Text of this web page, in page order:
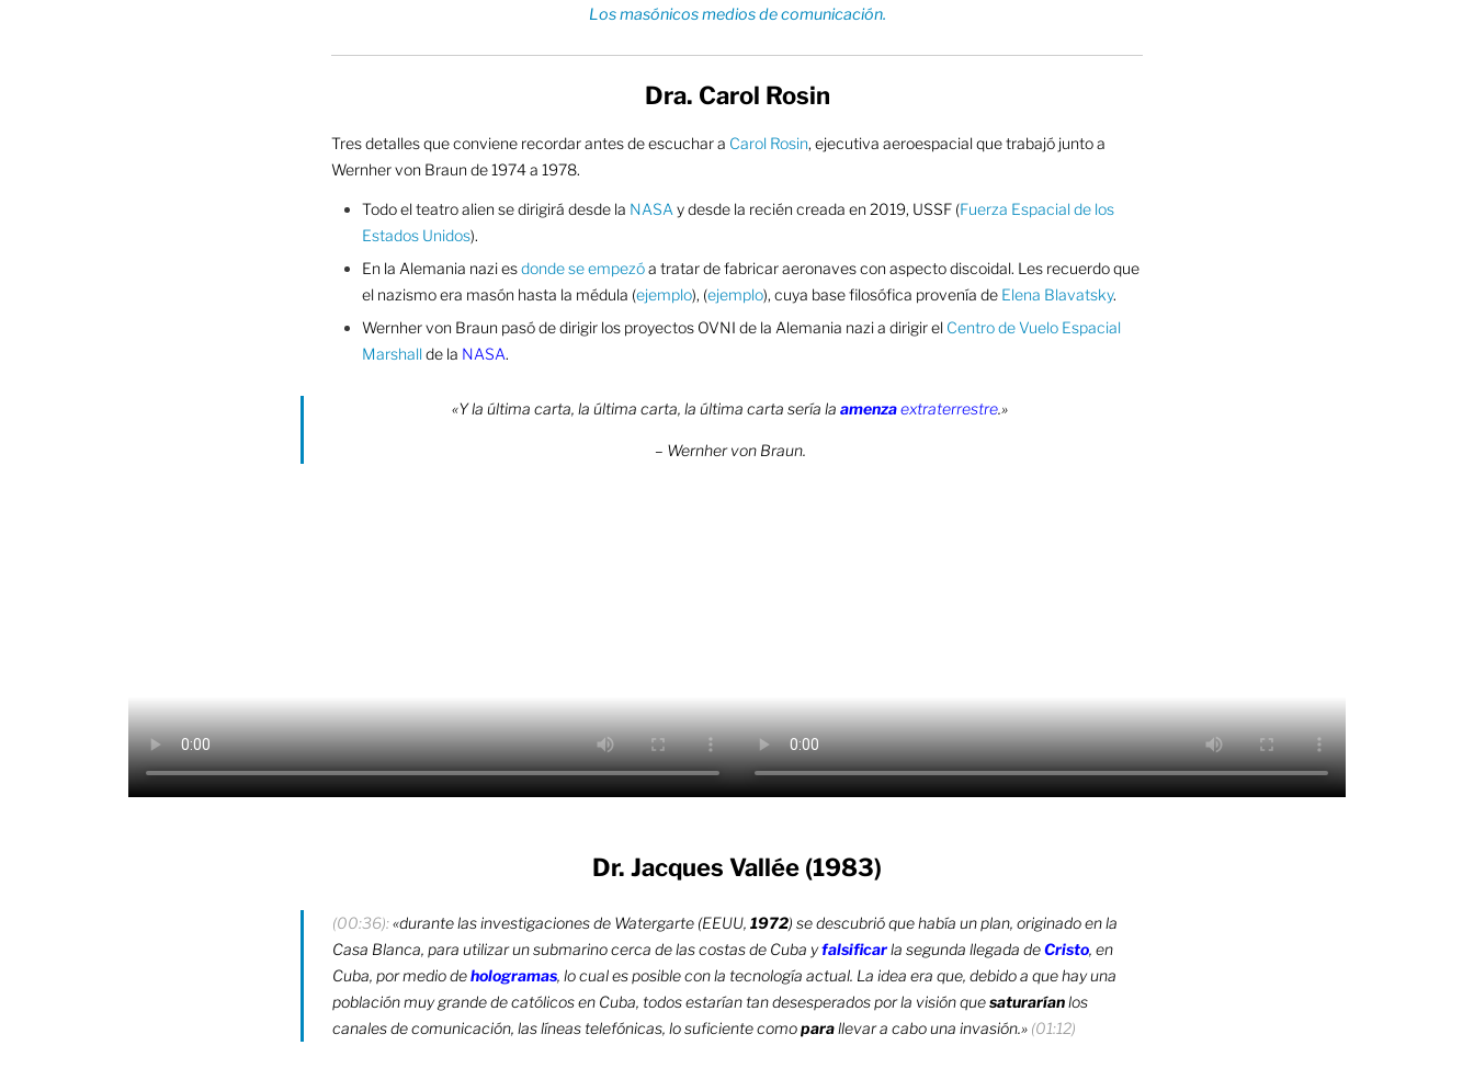
Los masónicos medios de comunicación.
Dra. Carol Rosin
Tres detalles que conviene recordar antes de escuchar a Carol Rosin, ejecutiva aeroespacial que trabajó junto a
Wernher von Braun de 1974 a 1978.
Todo el teatro alien se dirigirá desde la NASA y desde la recién creada en 2019, USSF (Fuerza Espacial de los
Estados Unidos).
En la Alemania nazi esdonde se empezóa tratar de fabricar aeronaves con aspecto discoidal. Les recuerdo que
el nazismo era masón hasta la médula (ejemplo), (ejemplo), cuya base filosófica provenía de Elena Blavatsky.
Wernher von Braun pasó de dirigir los proyectos OVNI de la Alemania nazi a dirigir el Centro de Vuelo Espacial
Marshallde la NASA.
«Y la última carta, la última carta, la última carta sería laamenzaextraterrestre.»
– Wernher von Braun.
Dr. Jacques Vallée (1983)
(00:36):«durante las investigaciones de Watergarte (EEUU, 1972) se descubrió que había un plan, originado en la
Casa Blanca, para utilizar un submarino cerca de las costas de Cuba yfalsificarla segunda llegada deCristo, en
Cuba, por medio dehologramas, lo cual es posible con la tecnología actual. La idea era que, debido a que hay una
población muy grande de católicos en Cuba, todos estarían tan desesperados por la visión quesaturaríanlos
canales de comunicación, las líneas telefónicas, lo suficiente comoparallevar a cabo una invasión.»(01:12)